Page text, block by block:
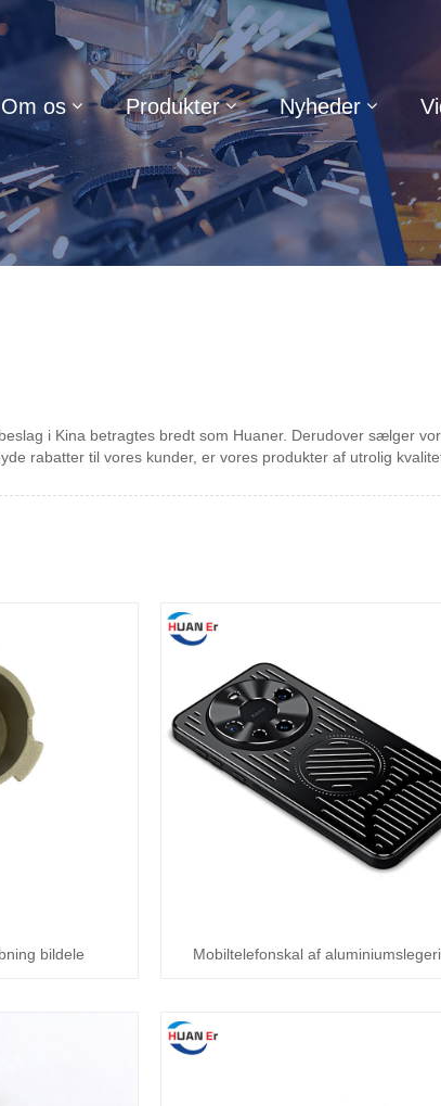
Om os Produkter Nyheder
i Kina betragtes bredt som Huaner. Derudover sælger
rabatter til vores kunder, er vores produkter af utrolig
bildele Mobiltelefonskal af